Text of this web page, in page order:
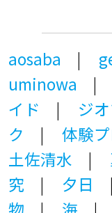
aosaba
uminowa
イド
ジ
ク
体験
土佐清水
究
夕日